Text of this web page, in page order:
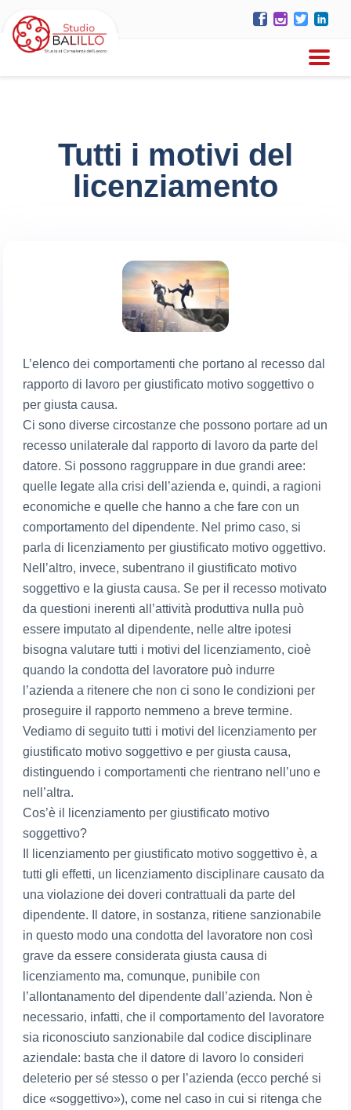
Tutti i motivi del
licenziamento
L’elenco dei comportamenti che portano al recesso dal
rapporto di lavoro per giustificato motivo soggettivo o
per giusta causa.
Ci sono diverse circostanze che possono portare ad un
recesso unilaterale dal rapporto di lavoro da parte del
datore. Si possono raggruppare in due grandi aree:
quelle legate alla crisi dell’azienda e, quindi, a ragioni
economiche e quelle che hanno a che fare con un
comportamento del dipendente. Nel primo caso, si
parla di licenziamento per giustificato motivo oggettivo.
Nell’altro, invece, subentrano il giustificato motivo
soggettivo e la giusta causa. Se per il recesso motivato
da questioni inerenti all’attività produttiva nulla può
essere imputato al dipendente, nelle altre ipotesi
bisogna valutare tutti i motivi del licenziamento, cioè
quando la condotta del lavoratore può indurre
l’azienda a ritenere che non ci sono le condizioni per
proseguire il rapporto nemmeno a breve termine.
Vediamo di seguito tutti i motivi del licenziamento per
giustificato motivo soggettivo e per giusta causa,
distinguendo i comportamenti che rientrano nell’uno e
nell’altra.
Cos’è il licenziamento per giustificato motivo
soggettivo?
Il licenziamento per giustificato motivo soggettivo è, a
tutti gli effetti, un licenziamento disciplinare causato da
una violazione dei doveri contrattuali da parte del
dipendente. Il datore, in sostanza, ritiene sanzionabile
in questo modo una condotta del lavoratore non così
grave da essere considerata giusta causa di
licenziamento ma, comunque, punibile con
l’allontanamento del dipendente dall’azienda. Non è
necessario, infatti, che il comportamento del lavoratore
sia riconosciuto sanzionabile dal codice disciplinare
aziendale: basta che il datore di lavoro lo consideri
deleterio per sé stesso o per l’azienda (ecco perché si
dice «soggettivo»), come nel caso in cui si ritenga che